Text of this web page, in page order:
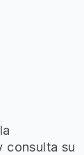
consulta su